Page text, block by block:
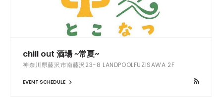
chill out 酒場 ~常夏~
神奈川県藤沢市南藤沢23-8 LANDPOOLFUZISAWA 2F
EVENT SCHEDULE